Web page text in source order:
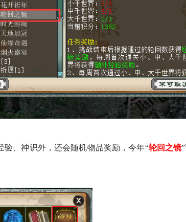
验、神识外，还会随机物品奖励，今年“轮回之镜